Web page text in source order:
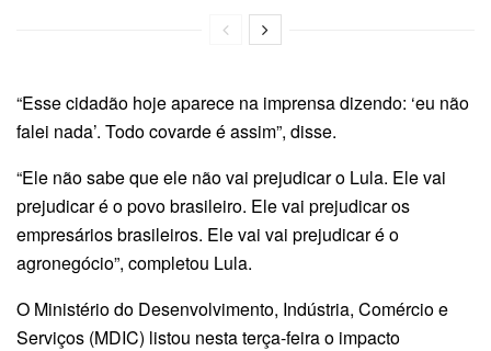
“Esse cidadão hoje aparece na imprensa dizendo: ‘eu não
falei nada’. Todo covarde é assim”, disse.
“Ele não sabe que ele não vai prejudicar o Lula. Ele vai
prejudicar é o povo brasileiro. Ele vai prejudicar os
empresários brasileiros. Ele vai vai prejudicar é o
agronegócio”, completou Lula.
O Ministério do Desenvolvimento, Indústria, Comércio e
Serviços (MDIC) listou nesta terça-feira o impacto